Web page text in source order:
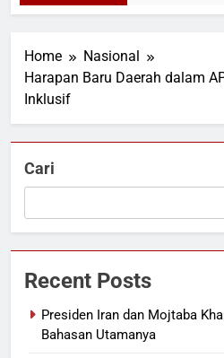
Home
Nasional
Harapan Baru Daerah dalam
Inklusif
Cari
Recent Posts
Presiden Iran dan Mojtaba
Bahasan Utamanya